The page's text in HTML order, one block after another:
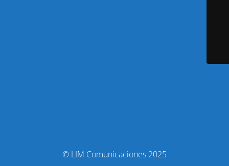
© LIM Comunicaciones 2025